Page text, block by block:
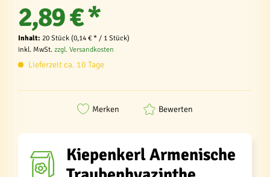
2,89 € *
Inhalt: 20 Stück (0,14 € * / 1 Stück)
inkl. MwSt. zzgl. Versandkosten
Lieferzeit ca. 10 Tage
Merken Bewerten
Kiepenkerl Armenische